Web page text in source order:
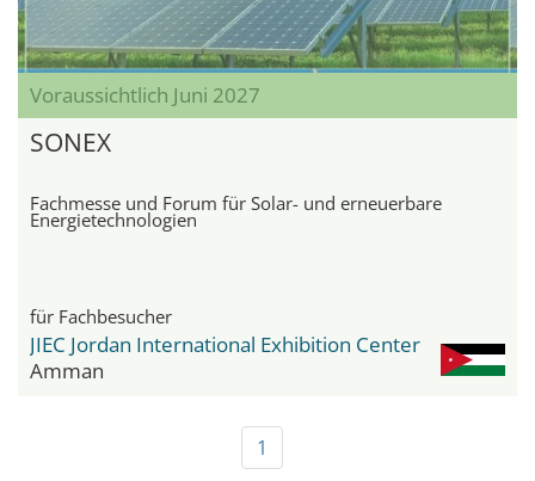
Voraussichtlich Juni 2027
SONEX
Fachmesse und Forum für Solar- und erneuerbare
Energietechnologien
für Fachbesucher
JIEC Jordan International Exhibition Center
Amman
1